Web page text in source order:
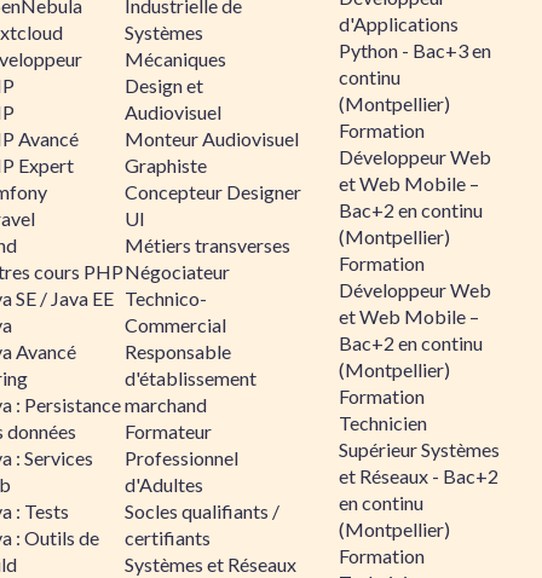
Avancé
Expert
cours PHP
SE / Java EE
Avancé
: Persistance
données
: Services
: Tests
: Outils de
Industrielle de
Systèmes
Mécaniques
Design et
Audiovisuel
Monteur Audiovisuel
Graphiste
Concepteur Designer
UI
Métiers transverses
Négociateur
Technico-
Commercial
Responsable
d'établissement
marchand
Formateur
Professionnel
d'Adultes
Socles qualifiants /
certifiants
Systèmes et Réseaux
d'Applications
Python - Bac+3 en
continu
(Montpellier)
Formation
Développeur Web
et Web Mobile –
Bac+2 en continu
(Montpellier)
Formation
Développeur Web
et Web Mobile –
Bac+2 en continu
(Montpellier)
Formation
Technicien
Supérieur Systèmes
et Réseaux - Bac+2
en continu
(Montpellier)
Formation